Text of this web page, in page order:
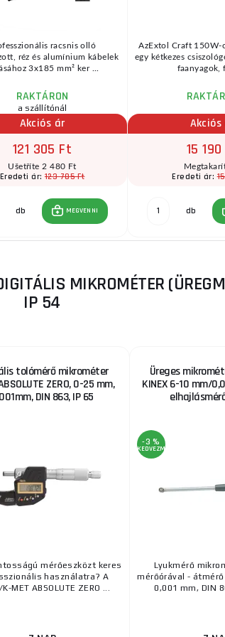
racsnis olló
réz és alumínium kábelek
3x185 mm² ker ...
RAKTÁRON
a szállítónál
Akciós ár
121 305 Ft
Ušetříte 2 480 Ft
Eredeti ár: 123 785 Ft
db MEGVENNI
AzExtol Craft 150W-
egy kétkezes
faanyagok,
Akciós
15
Eredeti ár:
db
MIKROMÉTER
IP 54
tolómérő mikrométer
ZERO, 0-25 mm,
DIN 863, IP 65
mérőeszközt keres
használatra? A
MET ABSOLUTE ZERO ...
Üreges
KINEX 6-10 mm/
-3 %
KEDVEZMÉNY
Lyukmérő
mérőórával -
0,001 mm, DIN